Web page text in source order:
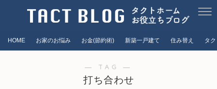
HOME お家のお悩み お金(節約術) 新築一戸建て 住み替え タ
― TAG ―
打ち合わせ